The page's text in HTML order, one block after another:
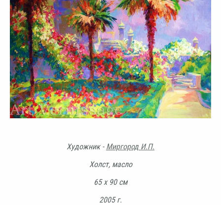
Художник - Миргород И.П.
Холст, масло
65 х 90 см
2005 г.